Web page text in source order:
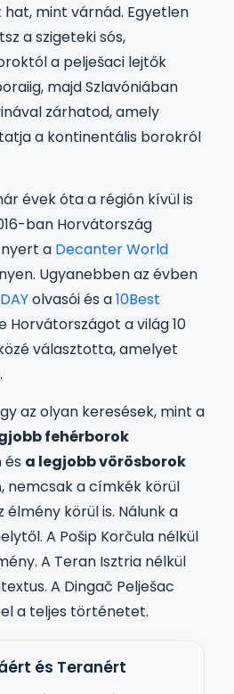
mint várnád. Egyetlen
a szigeteki sós,
a pelješaci lejtők
majd Szlavóniában
zárhatod, amely
a kontinentális borokról
évek óta a régión kívül is
ban Horvátország
a Decanter World
Ugyanebben az évben
olvasói és a10Best
Horvátországot a világ 10
választotta, amelyet
az olyan keresések, mint a
fehérborok
és a legjobb vörösborok
, nemcsak a címkék körül
körül is. Nálunk a
A Pošip Korčula nélkül
A Teran Isztria nélkül
A Dingač Pelješac
a teljes történetet.
és Teranért